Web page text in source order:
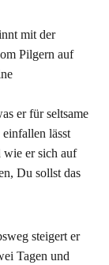
mit der
Pilgern auf
er für seltsame
lässt
wie er sich auf
Du sollst das
steigert er
Tagen und